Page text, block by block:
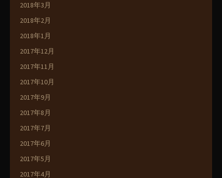
2018年3月
2018年2月
2018年1月
2017年12月
2017年11月
2017年10月
2017年9月
2017年8月
2017年7月
2017年6月
2017年5月
2017年4月